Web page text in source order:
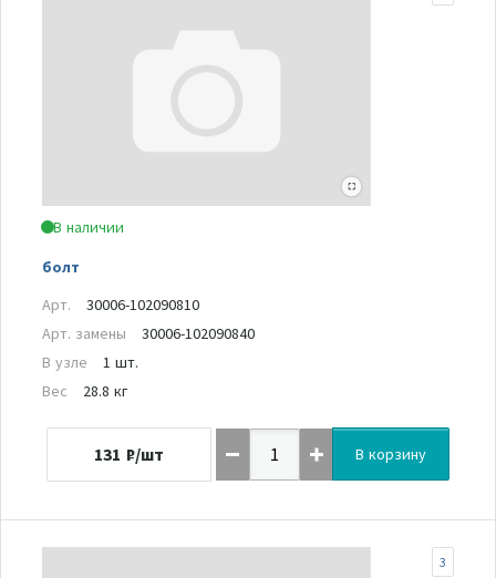
В наличии
болт
Арт.
30006-102090810
Арт. замены
30006-102090840
В узле
1 шт.
Вес
28.8 кг
131 ₽/шт В корзину
3